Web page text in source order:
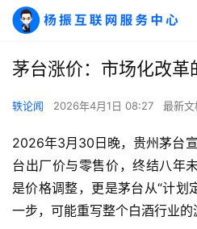
茅台涨价：市场化改革
轶论闻 2026年4月1日 08:27 最新文
2026年3月30日晚，贵州茅台
台出厂价与零售价，终结八年
是价格调整，更是茅台从“计划
一步，可能重写整个白酒行业的